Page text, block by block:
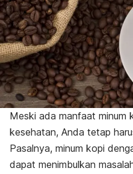
Meski ada manfaat minum
kesehatan, Anda tetap
Pasalnya, minum kopi
dapat menimbulkan